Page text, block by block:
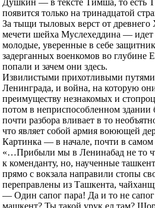
Душкин — в тексте Тимша, то есть
появится только на тринадцатой
За тыщи тыловых верст от древнего
мечети шейха Муслехеддина — идет
молодые, уверенные в себе
задерганных военкомов во
попали и зачем они здесь.
Извилистыми прихотливыми
Ленинграда, и война, на которую
преимуществу незнакомых и
потом в неприспособленном
почти разбора вливает в то
что являет собой армия воюющей
Картинка — в начале, почти в самом
«…Прибыли мы в Ленинабад не то
к коменданту, но, наученные
прямо с вокзала направили стопы
переправлены из Ташкента,
— Один сапог пара! Да и то не
машкент? Ты такой урук ел там?